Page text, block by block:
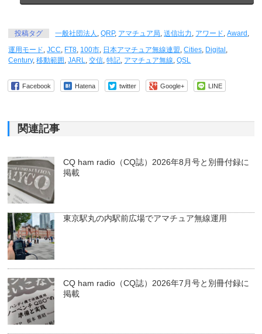
投稿タグ 一般社団法人 ,QRP, アマチュア局,送信出力, アワード,Award ,
運用モード,JCC, FT8, 100市, 日本アマチュア無線連盟,Cities, Digital ,
Century,移動範囲 ,JARL,交信,特記, アマチュア無線,QSL
Facebook Hatena twitter Google+ LINE
関連記事
CQ ham radio（CQ誌）2026年8月号と別冊付録に
掲載
東京駅丸の内駅前広場でアマチュア無線運用
CQ ham radio（CQ誌）2026年7月号と別冊付録に
掲載